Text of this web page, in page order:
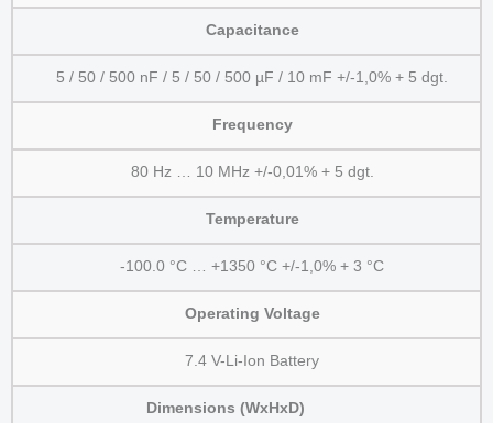
Capacitance
5 / 50 / 500 nF / 5 / 50 / 500 µF / 10 mF +/-1,0% + 5 dgt.
Frequency
80 Hz … 10 MHz +/-0,01% + 5 dgt.
Temperature
-100.0 °C … +1350 °C +/-1,0% + 3 °C
Operating Voltage
7.4 V-Li-Ion Battery
Dimensions (WxHxD)